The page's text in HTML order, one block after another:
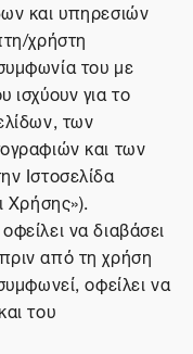
και υπηρεσιών
χρήστη
του με
για το
των
και των
Ιστοσελίδα
Χρήσης»).
να διαβάσει
από τη χρήση
οφείλει να
του